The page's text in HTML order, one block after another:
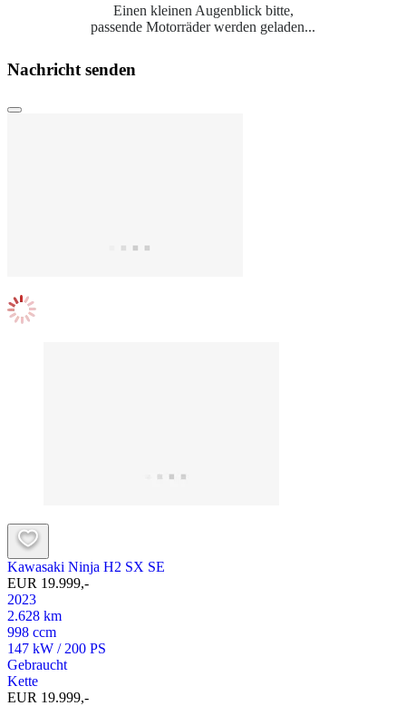
Einen kleinen Augenblick bitte,
passende Motorräder werden geladen...
Nachricht senden
Kawasaki Ninja H2 SX SE
EUR 19.999,-
2023
2.628 km
998 ccm
147 kW / 200 PS
Gebraucht
Kette
EUR 19.999,-